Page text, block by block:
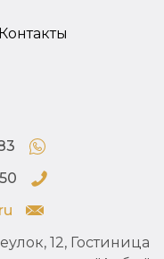
Контакты
12, Гостиница